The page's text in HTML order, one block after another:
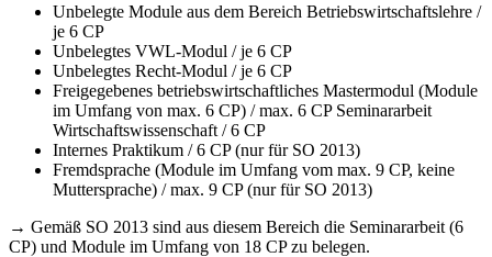
Unbelegte Module aus dem Bereich Betriebswirtschaftslehre /
je 6 CP
Unbelegtes VWL-Modul / je 6 CP
Unbelegtes Recht-Modul / je 6 CP
Freigegebenes betriebswirtschaftliches Mastermodul (Module
im Umfang von max. 6 CP) / max. 6 CP Seminararbeit
Wirtschaftswissenschaft / 6 CP
Internes Praktikum / 6 CP (nur für SO 2013)
Fremdsprache (Module im Umfang vom max. 9 CP, keine
Muttersprache) / max. 9 CP (nur für SO 2013)
→ Gemäß SO 2013 sind aus diesem Bereich die Seminararbeit (6
CP) und Module im Umfang von 18 CP zu belegen.